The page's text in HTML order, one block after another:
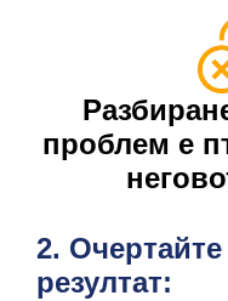
проблем е
2.
резултат: